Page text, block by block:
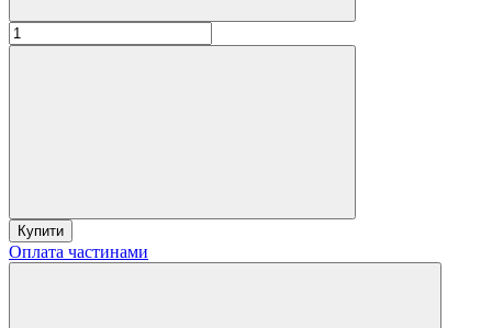
Купити
Оплата частинами